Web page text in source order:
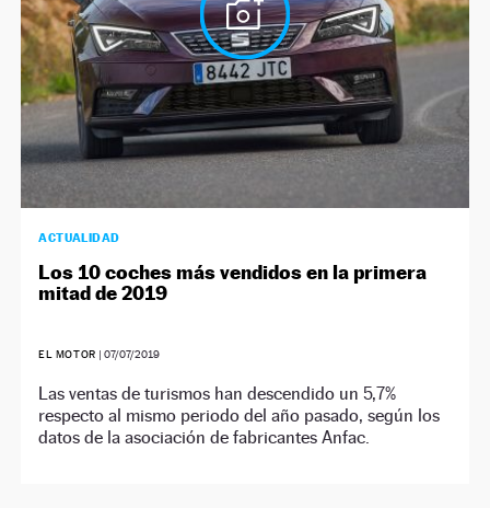
ACTUALIDAD
Los 10 coches más vendidos en la primera
mitad de 2019
EL MOTOR | 07/07/2019
Las ventas de turismos han descendido un 5,7%
respecto al mismo periodo del año pasado, según los
datos de la asociación de fabricantes Anfac.